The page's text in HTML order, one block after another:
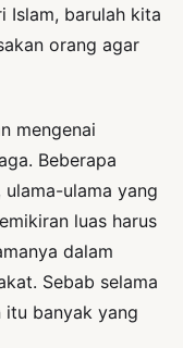
Islam, barulah kita
orang agar
mengenai
Beberapa
ulama yang
luas harus
dalam
Sebab selama
itu banyak yang